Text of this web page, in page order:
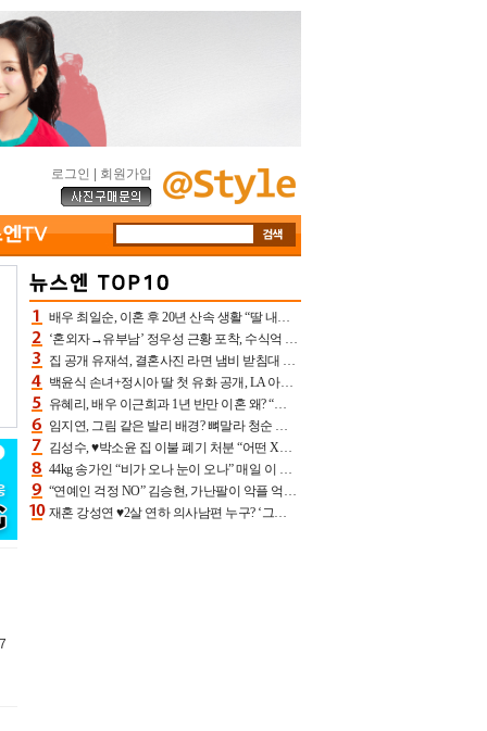
로그인 회원가입
배우 최일순, 이혼 후 20년 산속 생활 “딸 내가 버렸다고 원망‥맘 아파”(특종)[어제TV]
‘혼외자→유부남’ 정우성 근황 포착, 수식억 해킹 피해 후배 만났다 “존경하는”
집 공개 유재석, 결혼사진 라면 냄비 받침대 되고 분노‥가족사진도 피해(놀뭐)[어제TV]
백윤식 손녀+정시아 딸 첫 유화 공개, LA 아트쇼→서울국제조각페스타 작가다운 수준급 실력
유혜리, 배우 이근희과 1년 반만 이혼 왜? “식칼 꽂고 의자 던져” 충격 폭로(특종)[어제TV]
임지연, 그림 같은 발리 배경? 뼈말라 청순 비키니 핏에 상대 안 되네
김성수, ♥박소윤 집 이불 폐기 처분 “어떤 X이랑 썼을지 몰라” 질투(신랑수업2)[어제TV]
44kg 송가인 “비가 오나 눈이 오나” 매일 이 운동, 허벅지 근육량 상승+체지방 감소
“연예인 걱정 NO” 김승현, 가난팔이 악플 억울할만‥아내+딸과 日 여행
재혼 강성연 ♥2살 연하 의사남편 누구? ‘그알’ 자문의에 훈남 비주얼 초엘리트 스펙 [종합]